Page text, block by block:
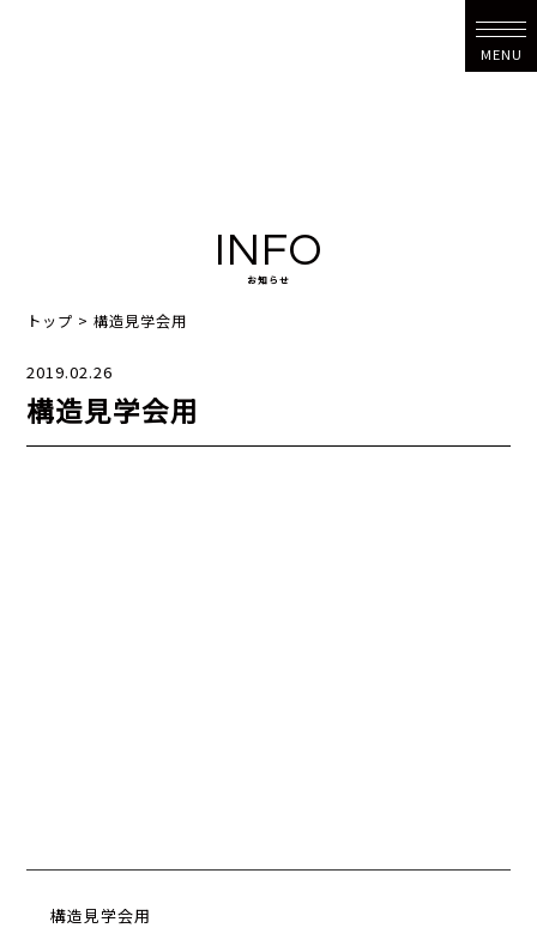
MENU
INFO
お知らせ
トップ >構造見学会用
2019.02.26
構造見学会用
構造見学会用